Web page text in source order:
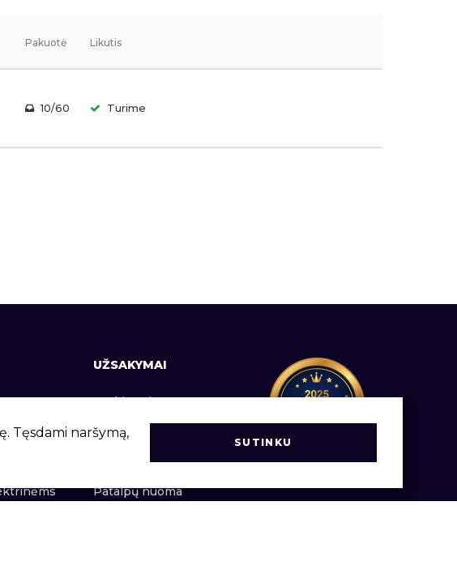
Pakuotė Likutis
10/60 Turime
UŽSAKYMAI
Prekių pristatymas
Informacija vartotojams
Užsakymų vadovas
Patalpų nuoma
Tęsdami naršymą,
SUTINKU